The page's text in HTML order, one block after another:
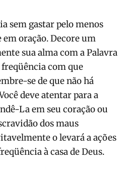
sem gastar pelo menos
em oração. Decore um
sua alma com a Palavra
freqüência com que
se de que não há
deve atentar para a
La em seu coração ou
dos maus
o levará a ações
à casa de Deus.